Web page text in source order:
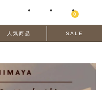
0
人気商品 SALE